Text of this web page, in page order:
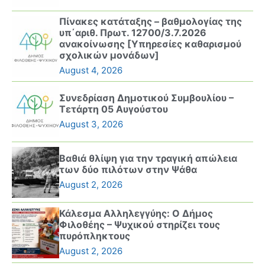
Πίνακες κατάταξης – βαθμολογίας της
υπ΄αριθ. Πρωτ. 12700/3.7.2026
ανακοίνωσης [Υπηρεσίες καθαρισμού
σχολικών μονάδων]
August 4, 2026
Συνεδρίαση Δημοτικού Συμβουλίου –
Τετάρτη 05 Αυγούστου
August 3, 2026
Βαθιά θλίψη για την τραγική απώλεια
των δύο πιλότων στην Ψάθα
August 2, 2026
Κάλεσμα Αλληλεγγύης: Ο Δήμος
Φιλοθέης – Ψυχικού στηρίζει τους
πυρόπληκτους
August 2, 2026